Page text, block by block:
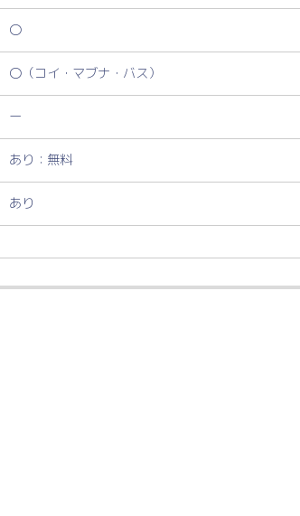
〇
〇（コイ・マブナ・バス）
ー
あり：無料
あり